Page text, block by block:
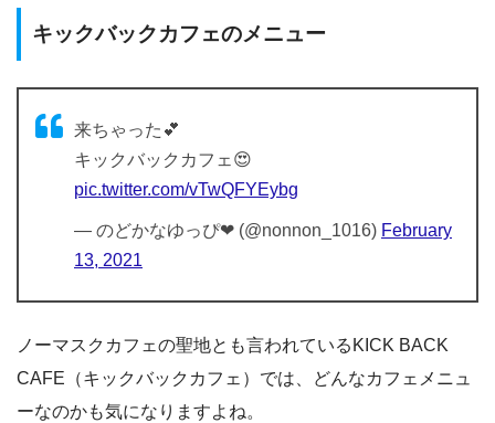
キックバックカフェのメニュー
来ちゃった💕
キックバックカフェ😍
pic.twitter.com/vTwQFYEybg
— のどかなゆっぴ❤︎ (@nonnon_1016) February
13, 2021
ノーマスクカフェの聖地とも言われているKICK BACK
CAFE（キックバックカフェ）では、どんなカフェメニュ
ーなのかも気になりますよね。